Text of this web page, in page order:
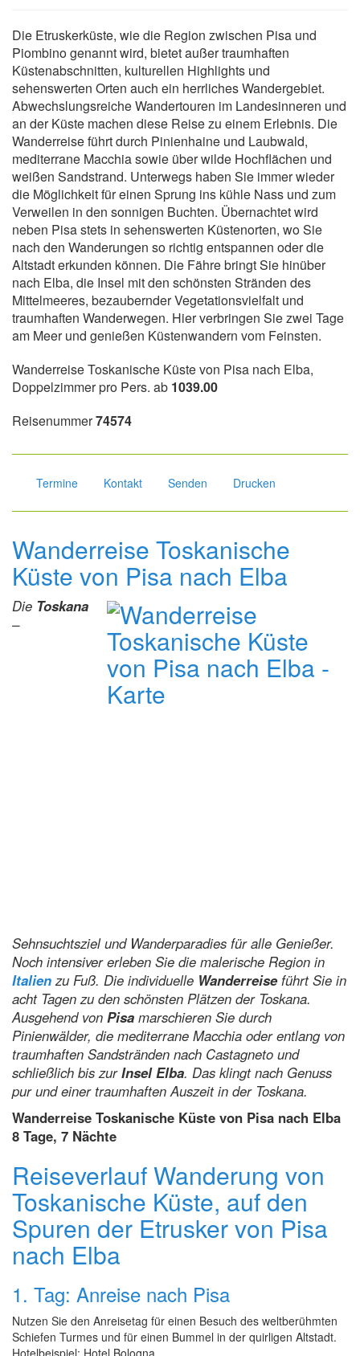
Die Etruskerküste, wie die Region zwischen Pisa und
Piombino genannt wird, bietet außer traumhaften
Küstenabschnitten, kulturellen Highlights und
sehenswerten Orten auch ein herrliches Wandergebiet.
Abwechslungsreiche Wandertouren im Landesinneren und
an der Küste machen diese Reise zu einem Erlebnis. Die
Wanderreise führt durch Pinienhaine und Laubwald,
mediterrane Macchia sowie über wilde Hochflächen und
weißen Sandstrand. Unterwegs haben Sie immer wieder
die Möglichkeit für einen Sprung ins kühle Nass und zum
Verweilen in den sonnigen Buchten. Übernachtet wird
neben Pisa stets in sehenswerten Küstenorten, wo Sie
nach den Wanderungen so richtig entspannen oder die
Altstadt erkunden können. Die Fähre bringt Sie hinüber
nach Elba, die Insel mit den schönsten Stränden des
Mittelmeeres, bezaubernder Vegetationsvielfalt und
traumhaften Wanderwegen. Hier verbringen Sie zwei Tage
am Meer und genießen Küstenwandern vom Feinsten.
Wanderreise Toskanische Küste von Pisa nach Elba,
Doppelzimmer pro Pers. ab 1039.00
Reisenummer74574
Termine Kontakt Senden Drucken
Wanderreise Toskanische
Küste von Pisa nach Elba
Die Toskana
–
Sehnsuchtsziel und Wanderparadies für alle Genießer.
Noch intensiver erleben Sie die malerische Region in
Italienzu Fuß. Die individuelle Wanderreiseführt Sie in
acht Tagen zu den schönsten Plätzen der Toskana.
Ausgehend von Pisa marschieren Sie durch
Pinienwälder, die mediterrane Macchia oder entlang von
traumhaften Sandstränden nach Castagneto und
schließlich bis zurInsel Elba. Das klingt nach Genuss
pur und einer traumhaften Auszeit in der Toskana.
Wanderreise Toskanische Küste von Pisa nach Elba
8 Tage, 7 Nächte
Reiseverlauf Wanderung von
Toskanische Küste, auf den
Spuren der Etrusker von Pisa
nach Elba
1. Tag: Anreise nach Pisa
Nutzen Sie den Anreisetag für einen Besuch des weltberühmten
Schiefen Turmes und für einen Bummel in der quirligen Altstadt.
Hotelbeispiel: Hotel Bologna